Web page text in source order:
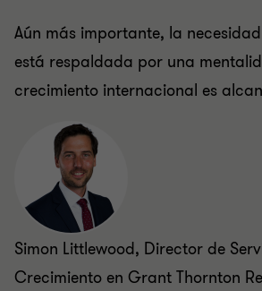
Aún más importante, la
está respaldada por una
crecimiento internacional es
Simon Littlewood, Director de
Crecimiento en Grant Thornton